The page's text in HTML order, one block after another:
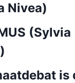
Nivea)
(Sylvia
is